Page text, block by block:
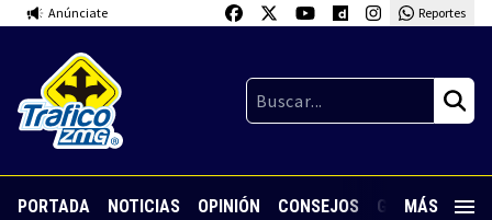
Anúnciate Reportes
PORTADA NOTICIAS OPINIÓN CONSEJOS GUARDIA
MÁS